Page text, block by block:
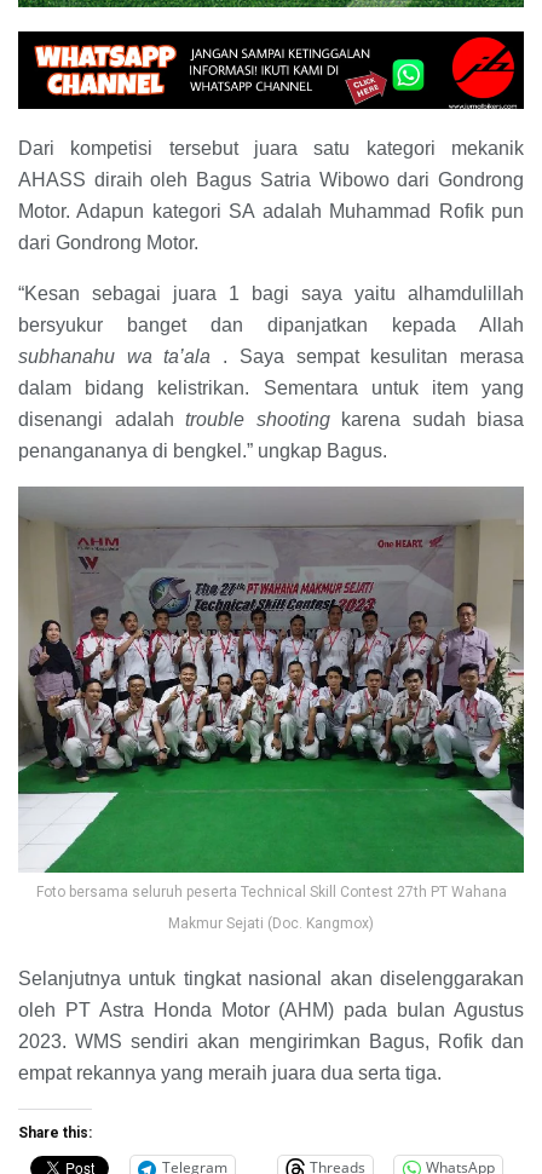
Dari kompetisi tersebut juara satu kategori mekanik
AHASS diraih oleh Bagus Satria Wibowo dari Gondrong
Motor.Adapun kategori SA adalah Muhammad Rofik pun
dari Gondrong Motor.
“Kesan sebagai juara 1 bagi saya yaitu alhamdulillah
bersyukur banget dan dipanjatkan kepada Allah
subhanahu wa ta’ala . Saya sempat kesulitan merasa
dalam bidang kelistrikan. Sementara untuk item yang
disenangi adalah trouble shootingkarena sudah biasa
penangananya di bengkel.” ungkap Bagus.
Foto bersama seluruh peserta Technical Skill Contest 27th PT Wahana
Makmur Sejati (Doc. Kangmox)
Selanjutnya untuk tingkat nasional akan diselenggarakan
oleh PT Astra Honda Motor (AHM) pada bulan Agustus
2023. WMS sendiri akan mengirimkan Bagus, Rofik dan
empat rekannya yang meraih juara dua serta tiga.
Share this:
Telegram Threads WhatsApp